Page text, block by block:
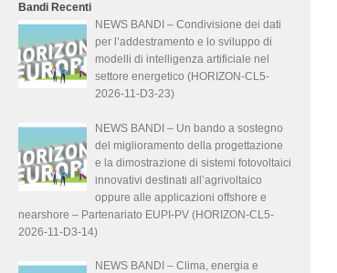
Bandi Recenti
NEWS BANDI – Condivisione dei dati
per l’addestramento e lo sviluppo di
modelli di intelligenza artificiale nel
settore energetico (HORIZON-CL5-
2026-11-D3-23)
NEWS BANDI – Un bando a sostegno
del miglioramento della progettazione
e la dimostrazione di sistemi fotovoltaici
innovativi destinati all’agrivoltaico
oppure alle applicazioni offshore e
nearshore – Partenariato EUPI-PV (HORIZON-CL5-
2026-11-D3-14)
NEWS BANDI – Clima, energia e